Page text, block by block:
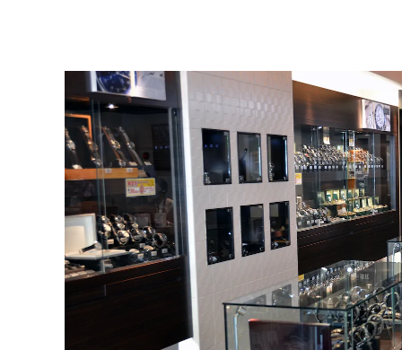
BOVET
ボヴェ
BULOVA
ブローバ
CASIO
カシオ